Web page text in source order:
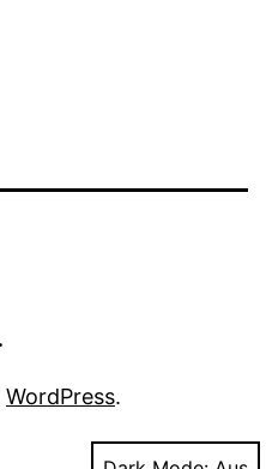
WordPress.